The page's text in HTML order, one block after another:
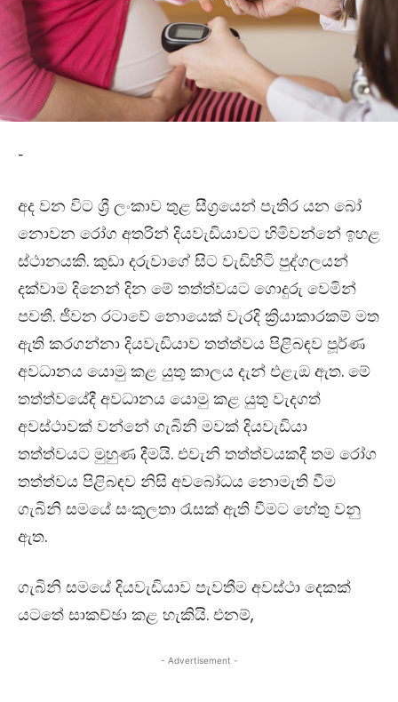
-
අද වන විට ශ්‍රී ලංකාව තුළ සීග්‍රයෙන් පැතිර යන බෝ
නොවන රෝග අතරින් දියවැඩියාවට හිමිවන්නේ ඉහළ
ස්ථානයකි. කුඩා දරුවාගේ සිට වැඩිහිටි පුද්ගලයන්
දක්වාම දිනෙන් දින මේ තත්ත්වයට ගොදුරු වෙමින්
පවතී. ජීවන රටාවේ නොයෙක් වැරදි ක්‍රියාකාරකම් මත
ඇති කරගන්නා දියවැඩියාව තත්ත්වය පිළිබඳව පූර්ණ
අවධානය යොමු කළ යුතු කාලය දැන් එළැඔ ඇත. මේ
තත්ත්වයේදී අවධානය යොමු කළ යුතු වැදගත්
අවස්ථාවක් වන්නේ ගැබිනි මවක් දියවැඩියා
තත්ත්වයට මුහුණ දීමයි. එවැනි තත්ත්වයකදී තම රෝග
තත්ත්වය පිළිබඳව නිසි අවබෝධය නොමැති වීම
ගැබිනි සමයේ සංකූලතා රැසක් ඇති වීමට හේතු වනු
ඇත.
ගැබිනි සමයේ දියවැඩියාව පැවතීම අවස්ථා දෙකක්
යටතේ සාකච්ඡා කළ හැකියි. එනම්,
- Advertisement -